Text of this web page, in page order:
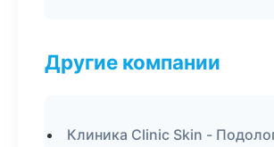
Другие компании
Клиника Clinic Skin -